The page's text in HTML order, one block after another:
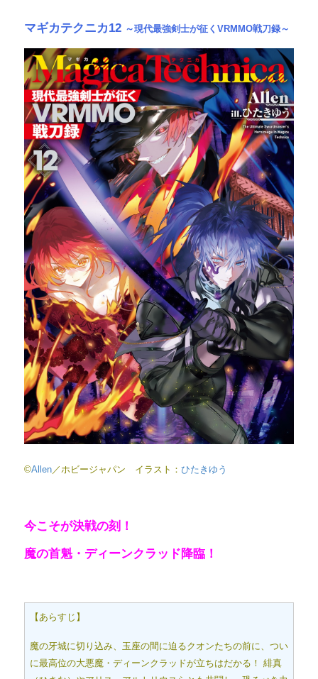
マギカテクニカ12 ～現代最強剣士が征くVRMMO戦刀録～
©Allen ／ホビージャパン イラスト： ひたきゆう
今こそが決戦の刻！
魔の首魁・ディーンクラッド降臨！
【あらすじ】
魔の牙城に切り込み、玉座の間に迫るクオンたちの前に、つい
に最高位の大悪魔・ディーンクラッドが立ちはだかる！ 緋真